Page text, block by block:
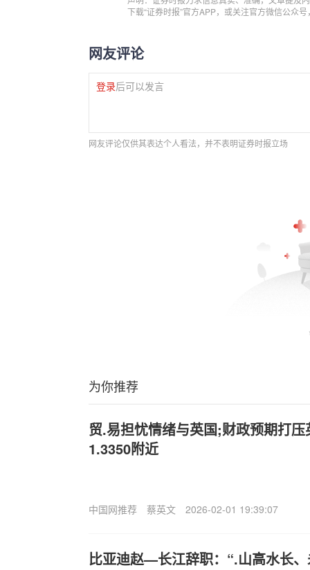
下载“证券时报”官方APP，或关注官方微信公众
网友评论
登录后可以发言
网友评论仅供其表达个人看法，并不表明证券时报立场
为你推荐
贸.易担忧情绪与英国;财政预期打
1.3350附近
中国网推荐 蔡英文 2026-02-01 19:39:07
比亚迪赵—长江辞职：“.山高水长